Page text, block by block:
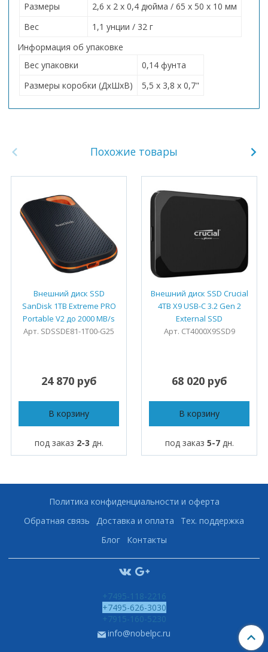
Размеры
2,6 x 2 x 0,4 дюйма / 65 x 50 x 10 мм
Вес
1,1 унции / 32 г
Информация об упаковке
Вес упаковки
0,14 фунта
Размеры коробки (ДхШхВ)
5,5 x 3,8 x 0,7"
Похожие товары
Внешний диск SSD
SanDisk 1TB Extreme PRO
Portable V2 до 2000 MB/s
Арт. SDSSDE81-1T00-G25
24 870 руб
В корзину
под заказ 2-3 дн.
Внешний диск SSD Crucial
4TB X9 USB-C 3.2 Gen 2
External SSD
Арт. CT4000X9SSD9
68 020 руб
В корзину
под заказ 5-7дн.
Политика конфиденциальности и оферта
Обратная связь
Доставка и оплата
Тех. поддержка
Блог
Контакты
+7495-118-2216
+7495-626-3030
+7915-160-5230
info@nobelpc.ru